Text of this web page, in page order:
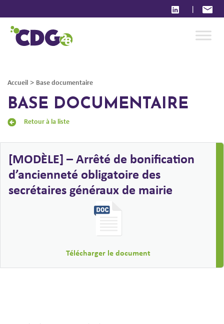
|
Accueil > Base documentaire
BASE DOCUMENTAIRE
Retour à la liste
[MODÈLE] – Arrêté de bonification
d’ancienneté obligatoire des
secrétaires généraux de mairie
Télécharger le document